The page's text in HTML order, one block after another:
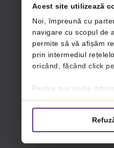
Acest site utilizează
Noi, împreună cu
navigare cu scopul de
permite să vă afișăm
prin intermediul
oricând, făcând click
Pentru mai multe